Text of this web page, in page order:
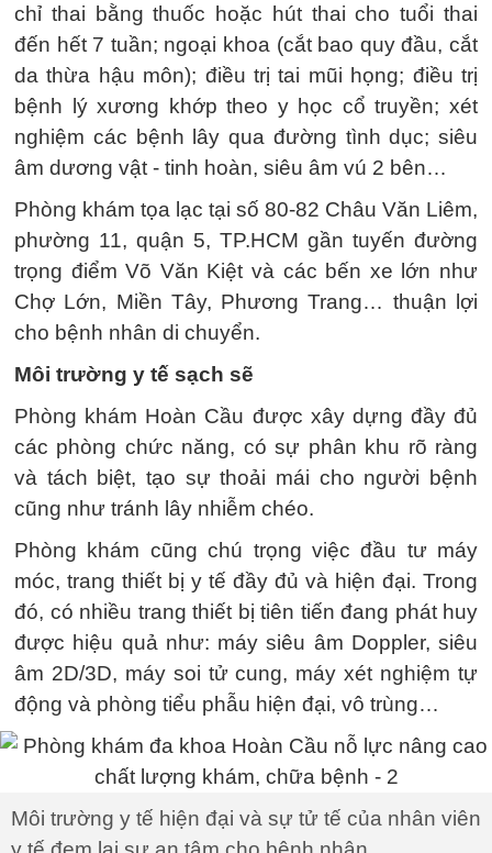
chỉ thai bằng thuốc hoặc hút thai cho tuổi thai
đến hết 7 tuần; ngoại khoa (cắt bao quy đầu, cắt
da thừa hậu môn); điều trị tai mũi họng; điều trị
bệnh lý xương khớp theo y học cổ truyền; xét
nghiệm các bệnh lây qua đường tình dục; siêu
âm dương vật - tinh hoàn, siêu âm vú 2 bên…
Phòng khám tọa lạc tại số 80-82 Châu Văn Liêm,
phường 11, quận 5, TP.HCM gần tuyến đường
trọng điểm Võ Văn Kiệt và các bến xe lớn như
Chợ Lớn, Miền Tây, Phương Trang… thuận lợi
cho bệnh nhân di chuyển.
Môi trường y tế sạch sẽ
Phòng khám Hoàn Cầu được xây dựng đầy đủ
các phòng chức năng, có sự phân khu rõ ràng
và tách biệt, tạo sự thoải mái cho người bệnh
cũng như tránh lây nhiễm chéo.
Phòng khám cũng chú trọng việc đầu tư máy
móc, trang thiết bị y tế đầy đủ và hiện đại. Trong
đó, có nhiều trang thiết bị tiên tiến đang phát huy
được hiệu quả như: máy siêu âm Doppler, siêu
âm 2D/3D, máy soi tử cung, máy xét nghiệm tự
động và phòng tiểu phẫu hiện đại, vô trùng…
Môi trường y tế hiện đại và sự tử tế của nhân viên